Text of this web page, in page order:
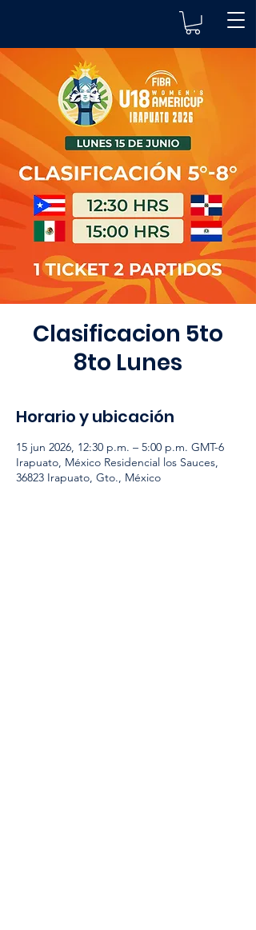
Clasificacion 5to
8to Lunes
Horario y ubicación
15 jun 2026, 12:30 p.m. – 5:00 p.m. GMT-6
Irapuato, México Residencial los Sauces,
36823 Irapuato, Gto., México